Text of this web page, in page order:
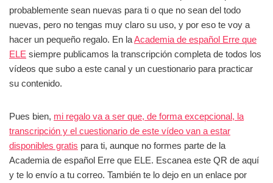
probablemente sean nuevas para ti o que no sean del todo
nuevas, pero no tengas muy claro su uso, y por eso te voy a
hacer un pequeño regalo. En laAcademia de español Erre que
ELE siempre publicamos la transcripción completa de todos los
vídeos que subo a este canal y un cuestionario para practicar
su contenido.
Pues bien, mi regalo va a ser que, de forma excepcional, la
transcripción y el cuestionario de este vídeo van a estar
disponibles gratis para ti, aunque no formes parte de la
Academia de español Erre que ELE. Escanea este QR de aquí
y te lo envío a tu correo. También te lo dejo en un enlace por